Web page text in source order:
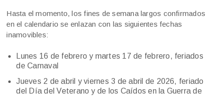
Hasta el momento, los fines de semana largos confirmados
en el calendario se enlazan con las siguientes fechas
inamovibles:
Lunes 16 de febrero y martes 17 de febrero, feriados
de Carnaval
Jueves 2 de abril y viernes 3 de abril de 2026, feriado
del Día del Veterano y de los Caídos en la Guerra de